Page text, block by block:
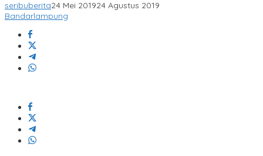
seribuberita24 Mei 201924 Agustus 2019
Bandarlampung